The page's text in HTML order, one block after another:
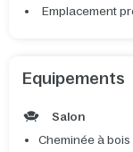
Emplacement
Equipements
Salon
Cheminée à bois